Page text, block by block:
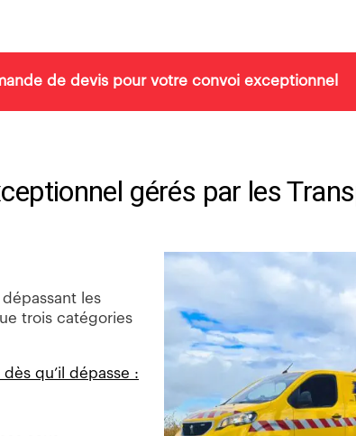
de devis pour votre convoi exceptionnel
gérés par les
les
trois catégories
qu’il dépasse :